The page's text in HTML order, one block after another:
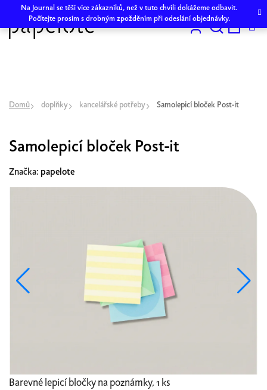
obsah
Na Journal se těší více zákazníků, než v tuto chvíli dokážeme odbavit.
Počítejte prosím s drobným zpožděním při odeslání objednávky.
Hledat
Domů doplňky kancelářské potřeby Samolepicí bloček Post-it
Barevné lepicí bločky na poznámky, 1 ks
Samolepicí bloček Post-it
Značka: papelote